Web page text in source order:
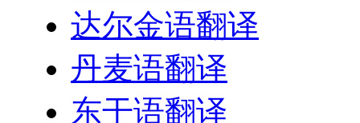
达尔金语翻译
丹麦语翻译
东干语翻译